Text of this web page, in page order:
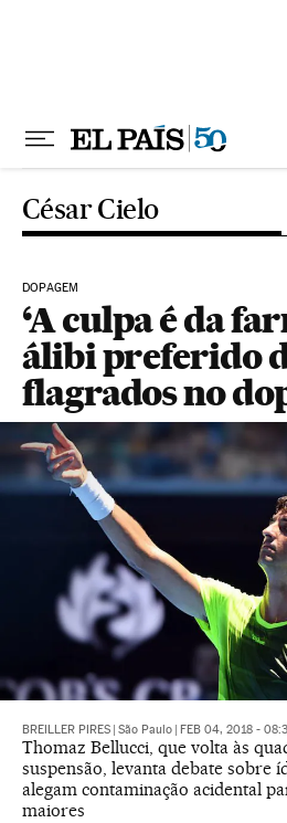
César Cielo
DOPAGEM
‘A culpa é da
álibi preferido
flagrados no
BREILLER PIRES São Paulo FEB 04, 2018 -
Thomaz Bellucci, que volta às
suspensão, levanta debate sobre
alegam contaminação acidental
maiores